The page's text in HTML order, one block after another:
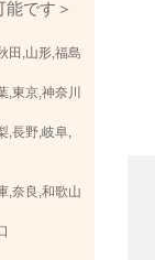
能です＞
田,山形,福島
,東京,神奈川
,長野,岐阜,
,奈良,和歌山